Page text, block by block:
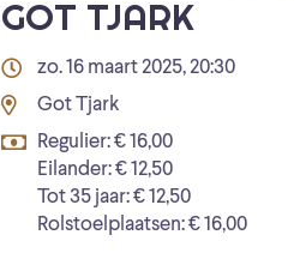
GOT TJARK
zo. 16 maart 2025, 20:30
Got Tjark
Regulier: € 16,00
Eilander: € 12,50
Tot 35 jaar: € 12,50
Rolstoelplaatsen: € 16,00